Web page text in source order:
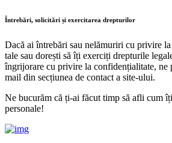
Întrebări, solicitări și exercitarea drepturilor
Dacă ai întrebări sau nelămuriri cu privire
tale sau dorești să îți exerciți drepturile
îngrijorare cu privire la confidențialitate, ne
mail din secțiunea de contact a site-ului.
Ne bucurăm că ți-ai făcut timp să afli cum
personale!